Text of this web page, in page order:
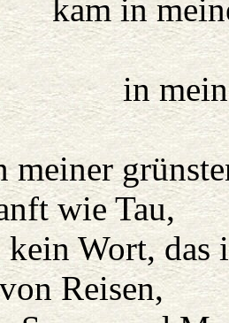
meine
meiner
Tau,
kein Wort,
Reisen,